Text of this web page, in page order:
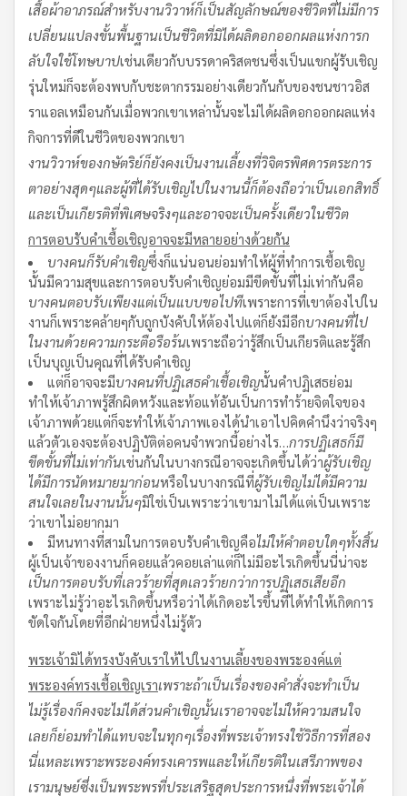
เสื้อผ้าอาภรณ์สำหรับงานวิวาห์ก็เป็นสัญลักษณ์ของชีวิตที่ไม่มีการ
เปลี่ยนแปลงขั้นพื้นฐานเป็นชีวิตที่มิได้ผลิดอกออกผลแห่งการก
ลับใจใช้โทษบาปเช่นเดียวกับบรรดาคริสตชนซึ่งเป็นแขกผู้รับเชิญ
รุ่นใหม่ก็จะต้องพบกับชะตากรรมอย่างเดียวกันกับของชนชาวอิส
ราแอลเหมือนกันเมื่อพวกเขาเหล่านั้นจะไม่ได้ผลิดอกออกผลแห่ง
กิจการที่ดีในชีวิตของพวกเขา
งานวิวาห์ของกษัตริย์ก็ยังคงเป็นงานเลี้ยงที่วิจิตรพิศดารตระการ
ตาอย่างสุดๆและผู้ที่ได้รับเชิญไปในงานนี้ก็ต้องถือว่าเป็นเอกสิทธิ์
และเป็นเกียรติที่พิเศษจริงๆและอาจจะเป็นครั้งเดียวในชีวิต
การตอบรับคำเชื้อเชิญอาจจะมีหลายอย่างด้วยกัน
บางคนก็รับคำเชิญซึ่งก็แน่นอนย่อมทำให้ผู้ที่ทำการเชื้อเชิญ
นั้นมีความสุขและการตอบรับคำเชิญย่อมมีขีดขั้นที่ไม่เท่ากันคือ
บางคนตอบรับเพียงแต่เป็นแบบขอไปทีเพราะการที่เขาต้องไปใน
งานก็เพราะคล้ายๆกับถูกบังคับให้ต้องไปแต่ก็ยังมีอีกบางคนที่ไป
ในงานด้วยความกระตือรือร้นเพราะถือว่ารู้สึกเป็นเกียรติและรู้สึก
เป็นบุญเป็นคุณที่ได้รับคำเชิญ
แต่ก็อาจจะมีบางคนที่ปฏิเสธคำเชื้อเชิญนั้นคำปฏิเสธย่อม
ทำให้เจ้าภาพรู้สึกผิดหวังและท้อแท้อันเป็นการทำร้ายจิตใจของ
เจ้าภาพด้วยแต่ก็จะทำให้เจ้าภาพเองได้นำเอาไปคิดคำนึงว่าจริงๆ
แล้วตัวเองจะต้องปฏิบัติต่อคนจำพวกนี้อย่างไร…การปฏิเสธก็มี
ขีดขั้นที่ไม่เท่ากันเช่นกันในบางกรณีอาจจะเกิดขึ้นได้ว่าผู้รับเชิญ
ได้มีการนัดหมายมาก่อนหรือในบางกรณีที่ผู้รับเชิญไม่ได้มีความ
สนใจเลยในงานนั้นๆมิใช่เป็นเพราะว่าเขามาไม่ได้แต่เป็นเพราะ
ว่าเขาไม่อยากมา
มีหนทางที่สามในการตอบรับคำเชิญคือไม่ให้คำตอบใดๆทั้งสิ้น
ผู้เป็นเจ้าของงานก็คอยแล้วคอยเล่าแต่ก็ไม่มีอะไรเกิดขึ้นนี่น่าจะ
เป็นการตอบรับที่เลวร้ายที่สุดเลวร้ายกว่าการปฏิเสธเสียอีก
เพราะไม่รู้ว่าอะไรเกิดขึ้นหรือว่าได้เกิดอะไรขึ้นที่ได้ทำให้เกิดการ
ขัดใจกันโดยที่อีกฝ่ายหนึ่งไม่รู้ตัว
พระเจ้ามิได้ทรงบังคับเราให้ไปในงานเลี้ยงของพระองค์แต่
พระองค์ทรงเชื้อเชิญเราเพราะถ้าเป็นเรื่องของคำสั่งจะทำเป็น
ไม่รู้เรื่องก็คงจะไม่ได้ส่วนคำเชิญนั้นเราอาจจะไม่ให้ความสนใจ
เลยก็ย่อมทำได้แทบจะในทุกๆเรื่องที่พระเจ้าทรงใช้วิธีการที่สอง
นี่แหละเพราะพระองค์ทรงเคารพและให้เกียรติในเสรีภาพของ
เรามนุษย์ซึ่งเป็นพระพรที่ประเสริฐสุดประการหนึ่งที่พระเจ้าได้